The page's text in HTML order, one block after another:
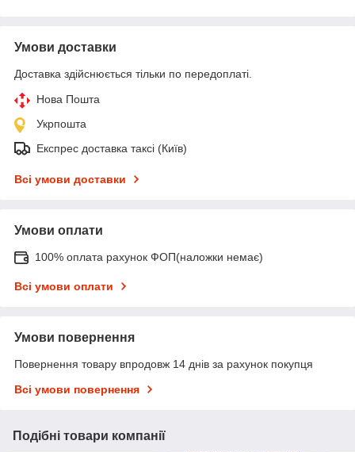
Умови доставки
Доставка здійснюється тільки по передоплаті.
Нова Пошта
Укрпошта
Експрес доставка таксі (Київ)
Всі умови доставки
Умови оплати
100% оплата рахунок ФОП(наложки немає)
Всі умови оплати
Умови повернення
Повернення товару впродовж 14 днів за рахунок покупця
Всі умови повернення
Подібні товари компанії